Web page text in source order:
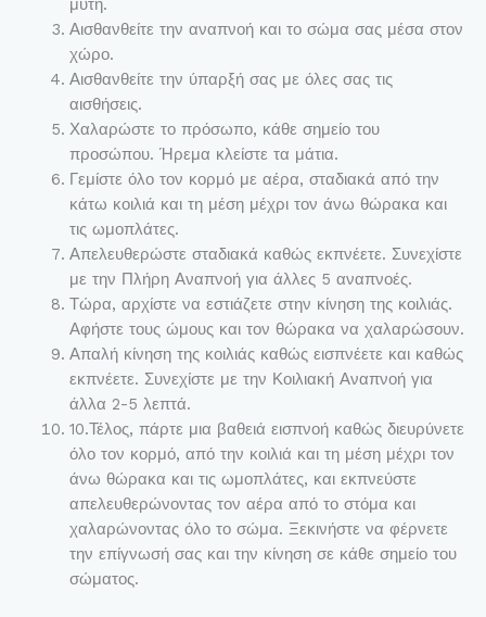
μύτη.
Αισθανθείτε την αναπνοή και το σώμα σας μέσα στον
χώρο.
Αισθανθείτε την ύπαρξή σας με όλες σας τις
αισθήσεις.
Χαλαρώστε το πρόσωπο, κάθε σημείο του
προσώπου. Ήρεμα κλείστε τα μάτια.
Γεμίστε όλο τον κορμό με αέρα, σταδιακά από την
κάτω κοιλιά και τη μέση μέχρι τον άνω θώρακα και
τις ωμοπλάτες.
Απελευθερώστε σταδιακά καθώς εκπνέετε. Συνεχίστε
με την Πλήρη Αναπνοή για άλλες 5 αναπνοές.
Τώρα, αρχίστε να εστιάζετε στην κίνηση της κοιλιάς.
Αφήστε τους ώμους και τον θώρακα να χαλαρώσουν.
Απαλή κίνηση της κοιλιάς καθώς εισπνέετε και καθώς
εκπνέετε. Συνεχίστε με την Κοιλιακή Αναπνοή για
άλλα 2-5 λεπτά.
10.Τέλος, πάρτε μια βαθειά εισπνοή καθώς διευρύνετε
όλο τον κορμό, από την κοιλιά και τη μέση μέχρι τον
άνω θώρακα και τις ωμοπλάτες, και εκπνεύστε
απελευθερώνοντας τον αέρα από το στόμα και
χαλαρώνοντας όλο το σώμα. Ξεκινήστε να φέρνετε
την επίγνωσή σας και την κίνηση σε κάθε σημείο του
σώματος.